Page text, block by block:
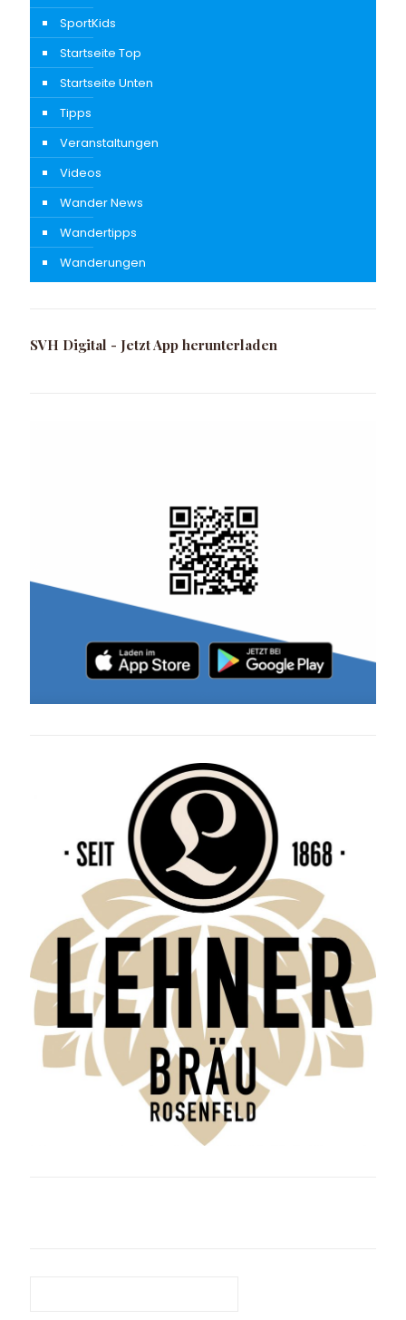
SportKids
Startseite Top
Startseite Unten
Tipps
Veranstaltungen
Videos
Wander News
Wandertipps
Wanderungen
SVH Digital - Jetzt App herunterladen